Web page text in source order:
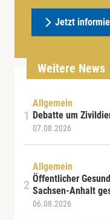
Jetzt
Weitere News
Allgemein
Debatte um
07.08.2026
Allgemein
Öffentlicher
Sachsen-Anhalt
06.08.2026